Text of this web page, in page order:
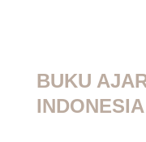
BUKU
INDONESIA